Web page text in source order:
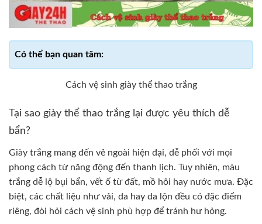
Cách vệ sinh giày thể thao trắng
Tại sao giày thể thao trắng lại được yêu thích dễ
bẩn?
Giày trắng mang đến vẻ ngoài hiện đại, dễ phối với mọi
phong cách từ năng động đến thanh lịch. Tuy nhiên, màu
trắng dễ lộ bụi bẩn, vết ố từ đất, mồ hôi hay nước mưa. Đặc
biệt, các chất liệu như vải, da hay da lộn đều có đặc điểm
riêng, đòi hỏi cách vệ sinh phù hợp để tránh hư hỏng.